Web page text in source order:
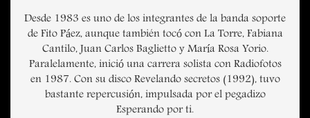
Desde 1983 es uno de los integrantes de la banda soporte
de Fito Páez, aunque también tocó con La Torre, Fabiana
Cantilo, Juan Carlos Baglietto y María Rosa Yorio.
Paralelamente, inició una carrera solista con Radiofotos
en 1987. Con su disco Revelando secretos (1992), tuvo
bastante repercusión, impulsada por el pegadizo
Esperando por ti.